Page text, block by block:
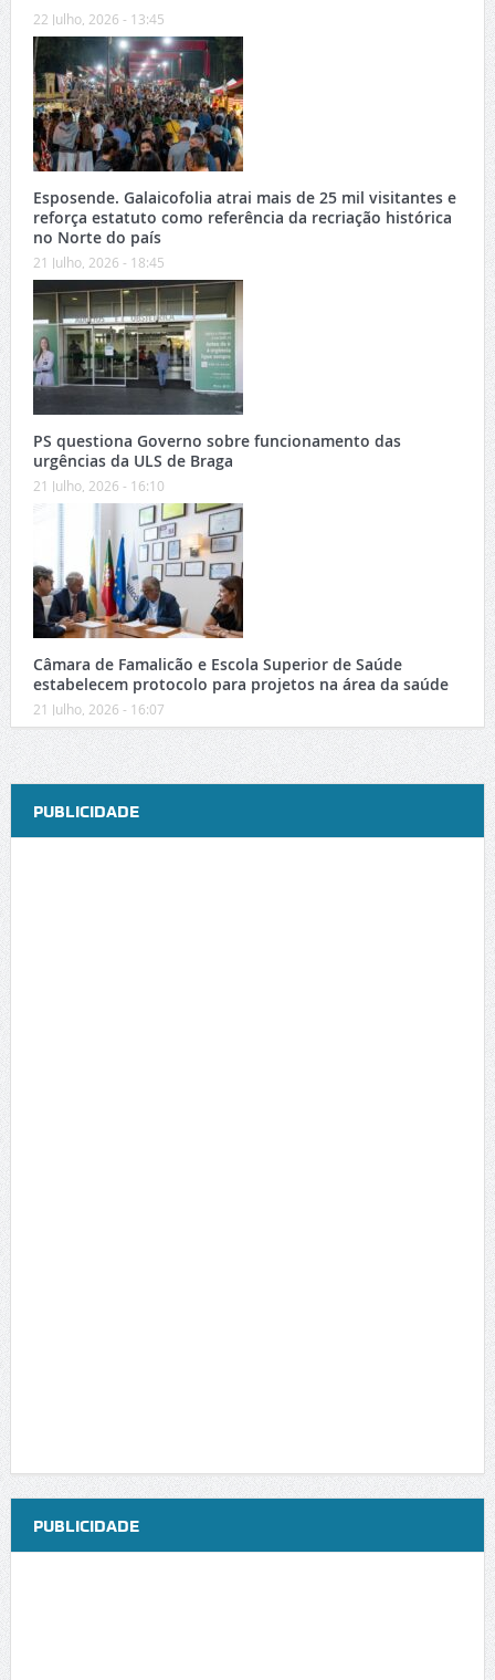
22 Julho, 2026 - 13:45
Esposende. Galaicofolia atrai mais de 25 mil visitantes e
reforça estatuto como referência da recriação histórica
no Norte do país
21 Julho, 2026 - 18:45
PS questiona Governo sobre funcionamento das
urgências da ULS de Braga
21 Julho, 2026 - 16:10
Câmara de Famalicão e Escola Superior de Saúde
estabelecem protocolo para projetos na área da saúde
21 Julho, 2026 - 16:07
PUBLICIDADE
PUBLICIDADE